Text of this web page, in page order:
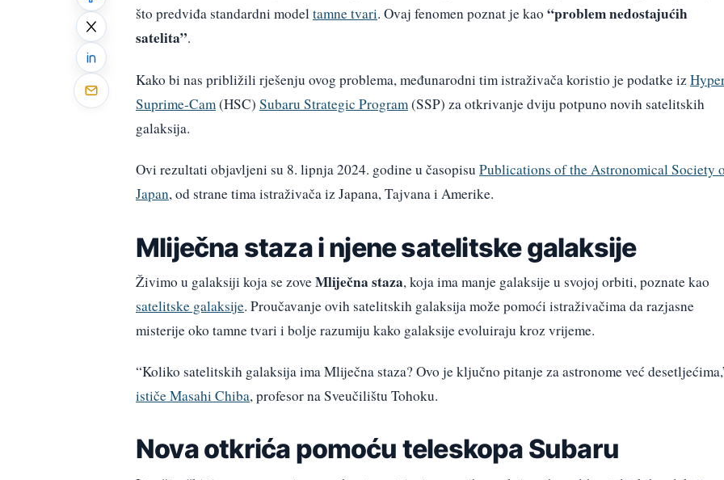
što predviđa standardni modeltamne tvari. Ovaj fenomen poznat je kao “problem nedostajućih
satelita”.
Kako bi nas približili rješenju ovog problema, međunarodni tim istraživača koristio je podatke iz
Suprime-Cam(HSC) Subaru Strategic Program(SSP) za otkrivanje dviju potpuno novih satelitskih
galaksija.
Ovi rezultati objavljeni su 8. lipnja 2024. godine u časopisu Publications of the Astronomical Society
Japan, od strane tima istraživača iz Japana, Tajvana i Amerike.
Mliječna staza i njene satelitske galaksije
Živimo u galaksiji koja se zoveMliječna staza, koja ima manje galaksije u svojoj orbiti, poznate kao
satelitske galaksije. Proučavanje ovih satelitskih galaksija može pomoći istraživačima da razjasne
misterije oko tamne tvari i bolje razumiju kako galaksije evoluiraju kroz vrijeme.
“Koliko satelitskih galaksija ima Mliječna staza? Ovo je ključno pitanje za astronome već
ističe Masahi Chiba, profesor na Sveučilištu Tohoku.
Nova otkrića pomoću teleskopa Subaru